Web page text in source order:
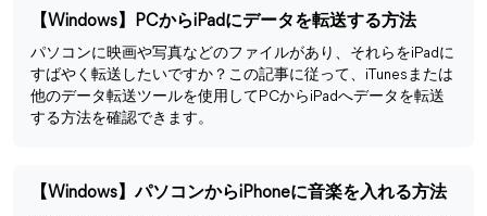
【Windows】PCからiPadにデータを転送する方法
パソコンに映画や写真などのファイルがあり、それらをiPadに
すばやく転送したいですか？この記事に従って、iTunesまたは
他のデータ転送ツールを使用してPCからiPadへデータを転送
する方法を確認できます。
【Windows】パソコンからiPhoneに音楽を入れる方法